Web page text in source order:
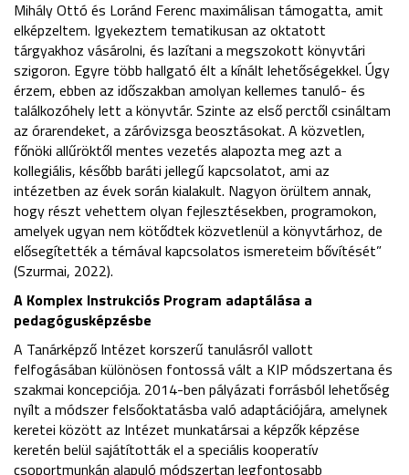
Mihály Ottó és Loránd Ferenc maximálisan támogatta, amit
elképzeltem. Igyekeztem tematikusan az oktatott
tárgyakhoz vásárolni, és lazítani a megszokott könyvtári
szigoron. Egyre több hallgató élt a kínált lehetőségekkel. Úgy
érzem, ebben az időszakban amolyan kellemes tanuló- és
találkozóhely lett a könyvtár. Szinte az első perctől csináltam
az órarendeket, a záróvizsga beosztásokat. A közvetlen,
főnöki allűröktől mentes vezetés alapozta meg azt a
kollegiális, később baráti jellegű kapcsolatot, ami az
intézetben az évek során kialakult. Nagyon örültem annak,
hogy részt vehettem olyan fejlesztésekben, programokon,
amelyek ugyan nem kötődtek közvetlenül a könyvtárhoz, de
elősegítették a témával kapcsolatos ismereteim bővítését”
(Szurmai, 2022).
A Komplex Instrukciós Program adaptálása a
pedagógusképzésbe
A Tanárképző Intézet korszerű tanulásról vallott
felfogásában különösen fontossá vált a KIP módszertana és
szakmai koncepciója. 2014-ben pályázati forrásból lehetőség
nyílt a módszer felsőoktatásba való adaptációjára, amelynek
keretei között az Intézet munkatársai a képzők képzése
keretén belül sajátították el a speciális kooperatív
csoportmunkán alapuló módszertan legfontosabb